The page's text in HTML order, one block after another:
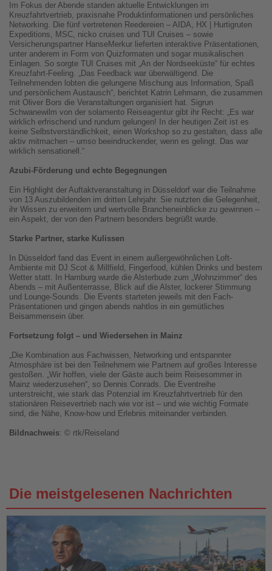
Im Fokus der Abende standen aktuelle Entwicklungen im
Kreuzfahrtvertrieb, praxisnahe Produktinformationen und persönliches
Networking. Die fünf vertretenen Reedereien – AIDA, HX | Hurtigruten
Expeditions, MSC, nicko cruises und TUI Cruises – sowie
Versicherungspartner HanseMerkur lieferten interaktive Präsentationen,
unter anderem in Form von Quizformaten und sogar musikalischen
Einlagen. So sorgte TUI Cruises mit „An der Nordseeküste“ für echtes
Kreuzfahrt-Feeling. „Das Feedback war überwältigend. Die
Teilnehmenden lobten die gelungene Mischung aus Information, Spaß
und persönlichem Austausch“, berichtet Katrin Lehmann, die zusammen
mit Oliver Bors die Veranstaltungen organisiert hat. Sigrun
Schwanewilm von der solamento Reiseagentur gibt ihr Recht: „Es war
wirklich erfrischend und rundum gelungen! In der heutigen Zeit ist es
keine Selbstverständlichkeit, einen Workshop so zu gestalten, dass alle
aktiv mitmachen – umso beeindruckender, wenn es gelingt. Das war
wirklich sensationell.“
Azubi-Förderung und echte Begegnungen
Ein Highlight der Auftaktveranstaltung in Düsseldorf war die Teilnahme
von 13 Auszubildenden im dritten Lehrjahr. Sie nutzten die Gelegenheit,
ihr Wissen zu erweitern und wertvolle Brancheneinblicke zu gewinnen –
ein Aspekt, der von den Partnern besonders begrüßt wurde.
Starke Partner, starke Kulissen
In Düsseldorf fand das Event in einem außergewöhnlichen Loft-
Ambiente mit DJ Scot & Millfield, Fingerfood, kühlen Drinks und bestem
Wetter statt. In Hamburg wurde die Alsterbude zum „Wohnzimmer“ des
Abends – mit Außenterrasse, Blick auf die Alster, lockerer Stimmung
und Lounge-Sounds. Die Events starteten jeweils mit den Fach-
Präsentationen und gingen abends nahtlos in ein gemütliches
Beisammensein über.
Fortsetzung folgt – und Wiedersehen in Mainz
„Die Kombination aus Fachwissen, Networking und entspannter
Atmosphäre ist bei den Teilnehmern wie Partnern auf großes Interesse
gestoßen. „Wir hoffen, viele der Gäste auch beim Reisesommer in
Mainz wiederzusehen“, so Dennis Conrads. Die Eventreihe
unterstreicht, wie stark das Potenzial im Kreuzfahrtvertrieb für den
stationären Reisevertrieb nach wie vor ist – und wie wichtig Formate
sind, die Nähe, Know-how und Erlebnis miteinander verbinden.
Bildnachweis: © rtk/Reiseland
Die meistgelesenen Nachrichten